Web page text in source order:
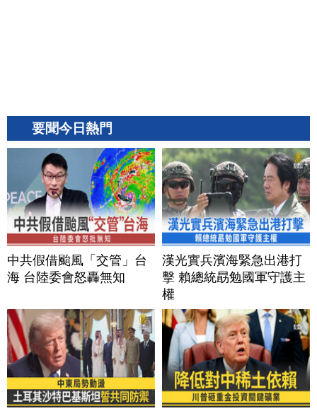
要聞今日熱門
中共假借颱風「交管」台
海 台陸委會怒轟無知
漢光實兵濱海緊急出港打
擊 賴總統勗勉國軍守護主
權